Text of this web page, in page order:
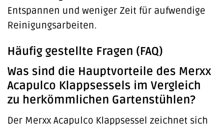
Entspannen und weniger Zeit für aufwendige
Reinigungsarbeiten.
Häufig gestellte Fragen (FAQ)
Was sind die Hauptvorteile des Merxx
Acapulco Klappsessels im Vergleich
zu herkömmlichen Gartenstühlen?
Der Merxx Acapulco Klappsessel zeichnet sich